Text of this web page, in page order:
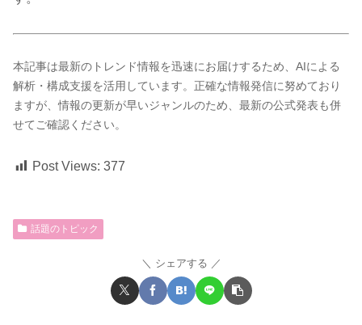
本記事は最新のトレンド情報を迅速にお届けするため、AIによる
解析・構成支援を活用しています。正確な情報発信に努めており
ますが、情報の更新が早いジャンルのため、最新の公式発表も併
せてご確認ください。
Post Views: 377
話題のトピック
シェアする